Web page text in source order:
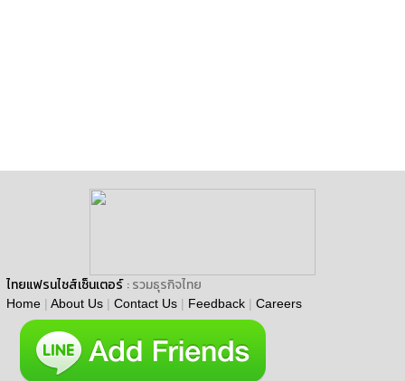
ไทยแฟรนไชส์เซ็นเตอร์ : รวมธุรกิจไทย
Home | About Us | Contact Us | Feedback | Careers